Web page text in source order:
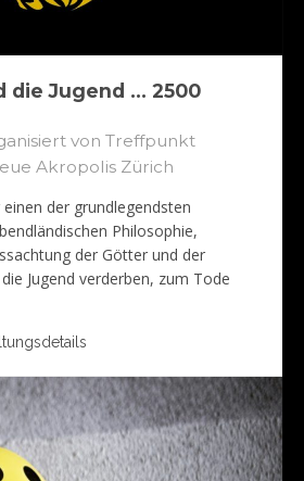
die Jugend … 2500
von Treffpunkt
Akropolis Zürich
der grundlegendsten
Philosophie,
der Götter und der
Jugend verderben, zum Tode